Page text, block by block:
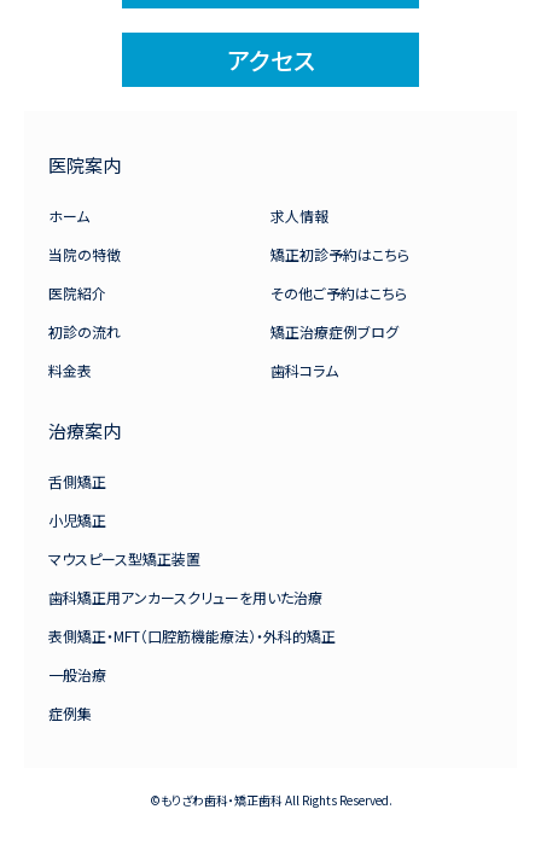
アクセス
医院案内
ホーム
当院の特徴
医院紹介
初診の流れ
料金表
求人情報
矯正初診予約はこちら
その他ご予約はこちら
矯正治療症例ブログ
歯科コラム
治療案内
舌側矯正
小児矯正
マウスピース型矯正装置
歯科矯正用アンカースクリューを用いた治療
表側矯正・MFT（口腔筋機能療法）・外科的矯正
一般治療
症例集
©もりざわ歯科・矯正歯科 All Rights Reserved.